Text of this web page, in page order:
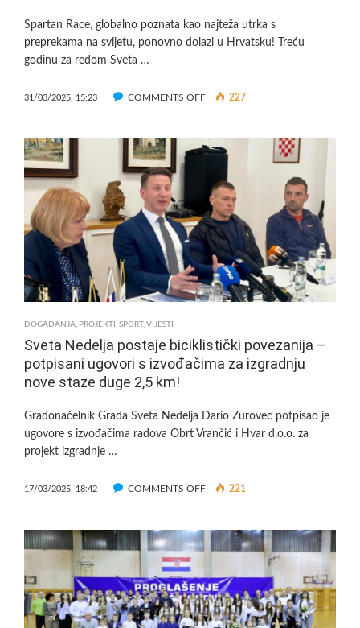
Spartan Race, globalno poznata kao najteža utrka s
preprekama na svijetu, ponovno dolazi u Hrvatsku! Treću
godinu za redom Sveta …
31/03/2025, 15:23 COMMENTS OFFON
SAD!
OD
DVIJE
TISUĆE
NATJECATELJA
NA
SPARTAN
TRIFECTA
WEEKEND-
SVETOJ
NEDELJI!
227
DOGAĐANJA PROJEKTI SPORT, VIJESTI
Sveta Nedelja postaje biciklistički povezanija –
potpisani ugovori s izvođačima za izgradnju
nove staze duge 2,5 km!
Gradonačelnik Grada Sveta Nedelja Dario Zurovec potpisao je
ugovore s izvođačima radova Obrt Vrančić i Hvar d.o.o. za
projekt izgradnje …
17/03/2025, 18:42 COMMENTS OFFON
POSTAJE
BICIKLISTIČKI
–
POTPISANI
UGOVORI
221